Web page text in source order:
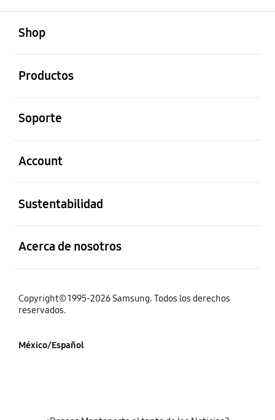
Shop
Productos
Soporte
Account
Sustentabilidad
Acerca de nosotros
Copyright© 1995-2026 Samsung. Todos los derechos
reservados.
México/Español